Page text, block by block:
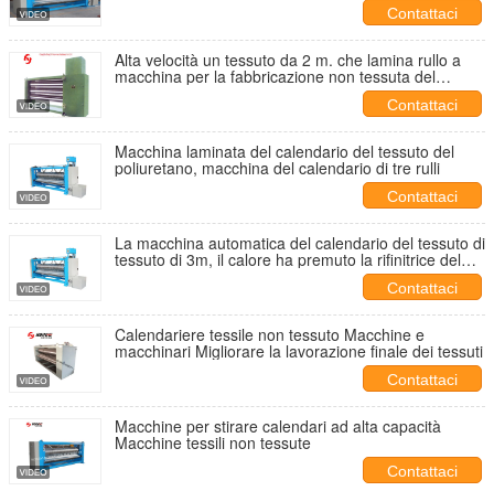
Contattaci
Alta velocità un tessuto da 2 m. che lamina rullo a
macchina per la fabbricazione non tessuta del
Contattaci
Macchina laminata del calendario del tessuto del
poliuretano, macchina del calendario di tre rulli
Contattaci
La macchina automatica del calendario del tessuto di
tessuto di 3m, il calore ha premuto la rifinitrice del
Contattaci
Calendariere tessile non tessuto Macchine e
macchinari Migliorare la lavorazione finale dei tessuti
Contattaci
Macchine per stirare calendari ad alta capacità
Macchine tessili non tessute
Contattaci